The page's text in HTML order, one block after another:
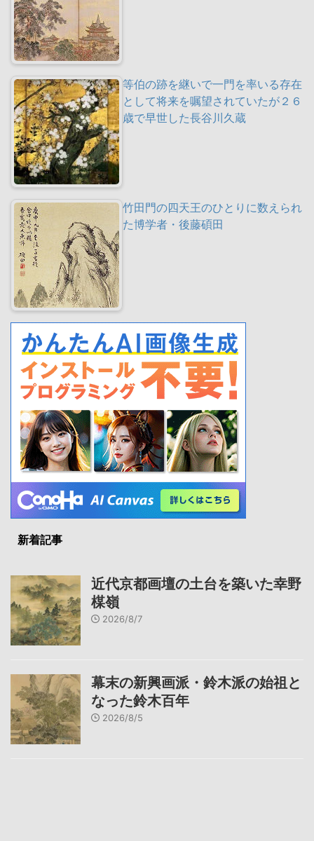
等伯の跡を継いで一門を率いる存在
として将来を嘱望されていたが２６
歳で早世した長谷川久蔵
竹田門の四天王のひとりに数えられ
た博学者・後藤碩田
新着記事
近代京都画壇の土台を築いた幸野
楳嶺
2026/8/7
幕末の新興画派・鈴木派の始祖と
なった鈴木百年
2026/8/5